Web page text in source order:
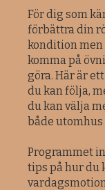
För dig som
förbättra din
kondition
komma på
göra. Här är
du kan följa,
du kan välja
både utomhus
Programmet
tips på hur du